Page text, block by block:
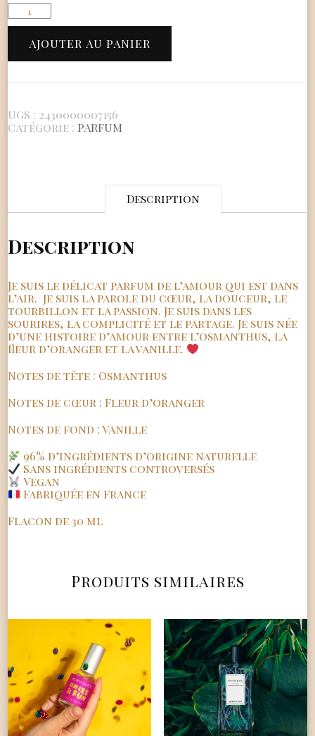
quantité
de
Parfum
THERAPY
"
OSMANTHUS
LOVE"
AJOUTER AU PANIER
UGS : 2430000007156
Catégorie : PARFUM
Description
Description
Je suis le délicat parfum de l’amour qui est dans
l’air. Je suis la parole du cœur, la douceur, le
tourbillon et la passion. Je suis dans les
sourires, la complicité et le partage. Je suis née
d’une histoire d’amour entre l’osmanthus, la
fleur d’oranger et la vanille.
Notes de tête : Osmanthus
Notes de cœur : Fleur d’oranger
Notes de fond : Vanille
96% d’ingrédients d’origine naturelle
Sans ingrédients controversés
Vegan
Fabriquée en France
Flacon de 30 ml
Produits similaires